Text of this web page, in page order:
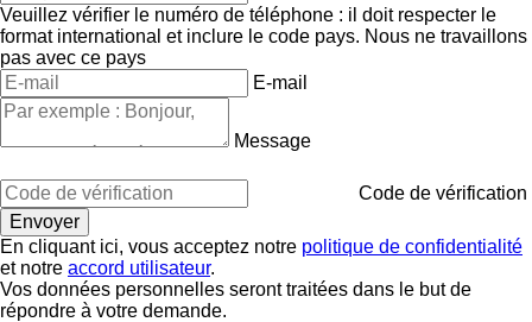
Veuillez vérifier le numéro de téléphone : il doit respecter le
format international et inclure le code pays. Nous ne travaillons
pas avec ce pays
E-mail
Message
Code de vérification
En cliquant ici, vous acceptez notre politique de confidentialité
et notre accord utilisateur.
Vos données personnelles seront traitées dans le but de
répondre à votre demande.